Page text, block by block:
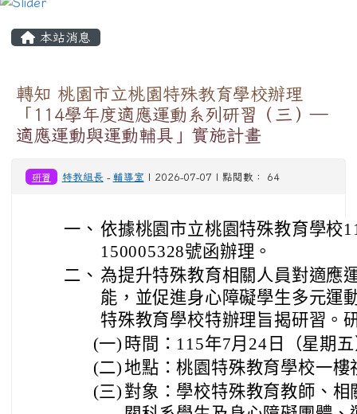
本站消息
轉知 桃園市立桃園特殊教育學校辦理
「114學年度適應運動系列研習（三）—
適應運動與運動輔具」實施計畫
研習 特教組長 - 輔導室 | 2026-07-07 | 點閱數： 64
一、 依據桃園市立桃園特殊教育學校
150005328號函辦理。
二、 為提升特殊教育相關人員對適應
能，並促進身心障礙學生多元運
特殊教育學校特辦理旨揭研習。
(一) 時間：115年7月24日（星期
(二)地點：桃園特殊教育學校一樓
(三) 對象：學校特殊教育教師、